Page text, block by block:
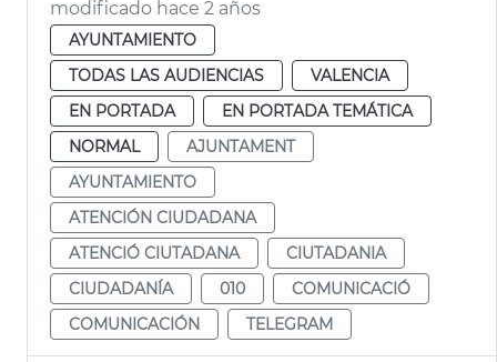
modificado hace 2 años
AYUNTAMIENTO
TODAS LAS AUDIENCIAS
VALENCIA
EN PORTADA
EN PORTADA TEMÁTICA
NORMAL
AJUNTAMENT
AYUNTAMIENTO
ATENCIÓN CIUDADANA
ATENCIÓ CIUTADANA
CIUTADANIA
CIUDADANÍA
010
COMUNICACIÓ
COMUNICACIÓN
TELEGRAM